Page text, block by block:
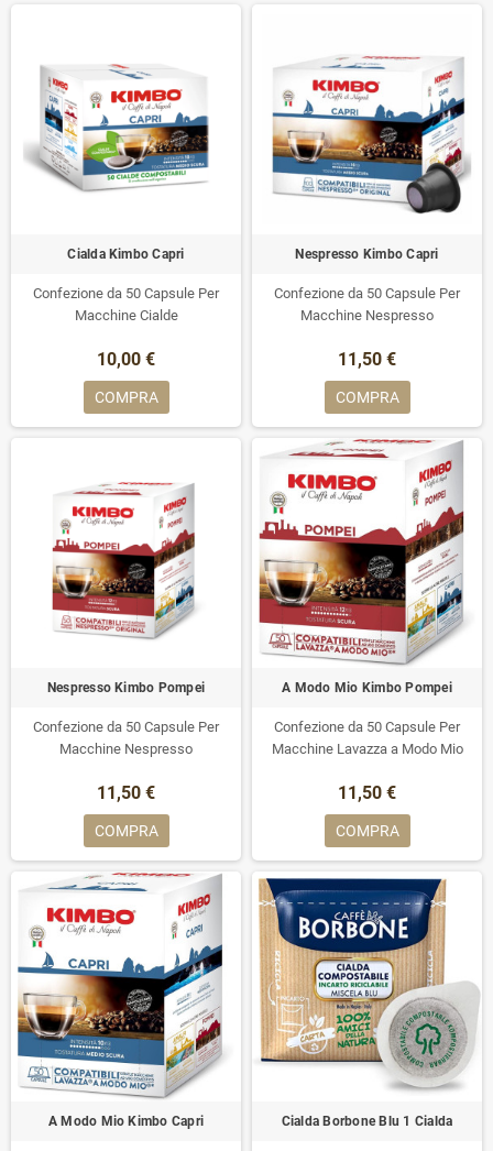
Cialda Kimbo Capri
Confezione da 50 Capsule Per
Macchine Cialde
10,00 €
COMPRA
Nespresso Kimbo Capri
Confezione da 50 Capsule Per
Macchine Nespresso
11,50 €
COMPRA
Nespresso Kimbo Pompei
Confezione da 50 Capsule Per
Macchine Nespresso
11,50 €
COMPRA
A Modo Mio Kimbo Pompei
Confezione da 50 Capsule Per
Macchine Lavazza a Modo Mio
11,50 €
COMPRA
A Modo Mio Kimbo Capri Cialda Borbone Blu 1 Cialda